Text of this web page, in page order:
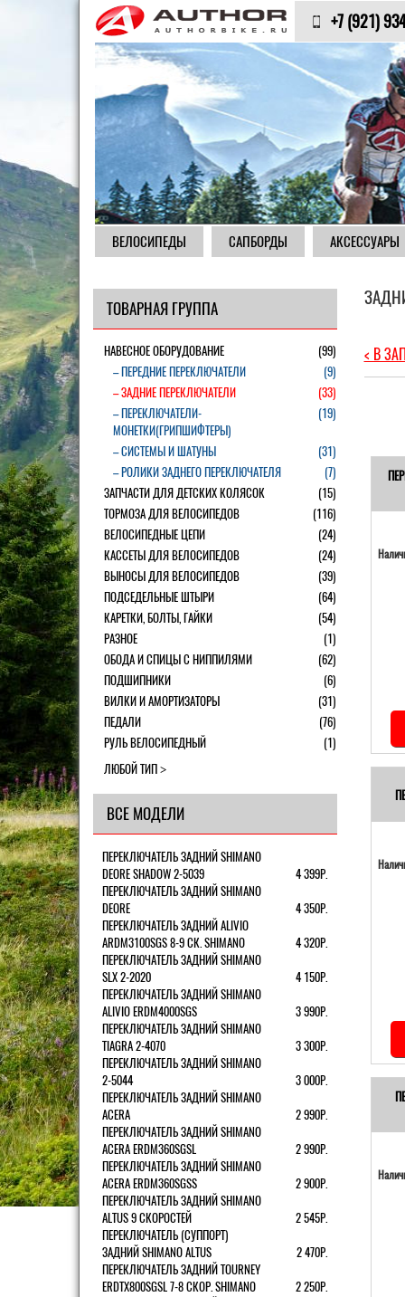
+7 (921)
ВЕЛОСИПЕДЫ САПБОРДЫ АКСЕССУАРЫ
ТОВАРНАЯ ГРУППА
НАВЕСНОЕ ОБОРУДОВАНИЕ
(99)
– ПЕРЕДНИЕ ПЕРЕКЛЮЧАТЕЛИ
(9)
– ЗАДНИЕ ПЕРЕКЛЮЧАТЕЛИ
(33)
– ПЕРЕКЛЮЧАТЕЛИ-
МОНЕТКИ(ГРИПШИФТЕРЫ)
(19)
– СИСТЕМЫ И ШАТУНЫ
(31)
– РОЛИКИ ЗАДНЕГО ПЕРЕКЛЮЧАТЕЛЯ
(7)
ЗАПЧАСТИ ДЛЯ ДЕТСКИХ КОЛЯСОК
(15)
ТОРМОЗА ДЛЯ ВЕЛОСИПЕДОВ
(116)
ВЕЛОСИПЕДНЫЕ ЦЕПИ
(24)
КАССЕТЫ ДЛЯ ВЕЛОСИПЕДОВ
(24)
ВЫНОСЫ ДЛЯ ВЕЛОСИПЕДОВ
(39)
ПОДСЕДЕЛЬНЫЕ ШТЫРИ
(64)
КАРЕТКИ, БОЛТЫ, ГАЙКИ
(54)
РАЗНОЕ
(1)
ОБОДА И СПИЦЫ С НИППИЛЯМИ
(62)
ПОДШИПНИКИ
(6)
ВИЛКИ И АМОРТИЗАТОРЫ
(31)
ПЕДАЛИ
(76)
РУЛЬ ВЕЛОСИПЕДНЫЙ
(1)
ЛЮБОЙ ТИП
ВСЕ МОДЕЛИ
ПЕРЕКЛЮЧАТЕЛЬ ЗАДНИЙ SHIMANO
DEORE SHADOW 2-5039
4 399Р.
ПЕРЕКЛЮЧАТЕЛЬ ЗАДНИЙ SHIMANO
DEORE
4 350Р.
ПЕРЕКЛЮЧАТЕЛЬ ЗАДНИЙ ALIVIO
ARDM3100SGS 8-9 СК. SHIMANO
4 320Р.
ПЕРЕКЛЮЧАТЕЛЬ ЗАДНИЙ SHIMANO
SLX 2-2020
4 150Р.
ПЕРЕКЛЮЧАТЕЛЬ ЗАДНИЙ SHIMANO
ALIVIO ERDM4000SGS
3 990Р.
ПЕРЕКЛЮЧАТЕЛЬ ЗАДНИЙ SHIMANO
TIAGRA 2-4070
3 300Р.
ПЕРЕКЛЮЧАТЕЛЬ ЗАДНИЙ SHIMANO
2-5044
3 000Р.
ПЕРЕКЛЮЧАТЕЛЬ ЗАДНИЙ SHIMANO
ACERA
2 990Р.
ПЕРЕКЛЮЧАТЕЛЬ ЗАДНИЙ SHIMANO
ACERA ERDM360SGSL
2 990Р.
ПЕРЕКЛЮЧАТЕЛЬ ЗАДНИЙ SHIMANO
ACERA ERDM360SGSS
2 900Р.
ПЕРЕКЛЮЧАТЕЛЬ ЗАДНИЙ SHIMANO
ALTUS 9 СКОРОСТЕЙ
2 545Р.
ПЕРЕКЛЮЧАТЕЛЬ (СУППОРТ)
ЗАДНИЙ SHIMANO ALTUS
2 470Р.
ПЕРЕКЛЮЧАТЕЛЬ ЗАДНИЙ TOURNEY
ERDTX800SGSL 7-8 СКОР. SHIMANO
2 250Р.
< В